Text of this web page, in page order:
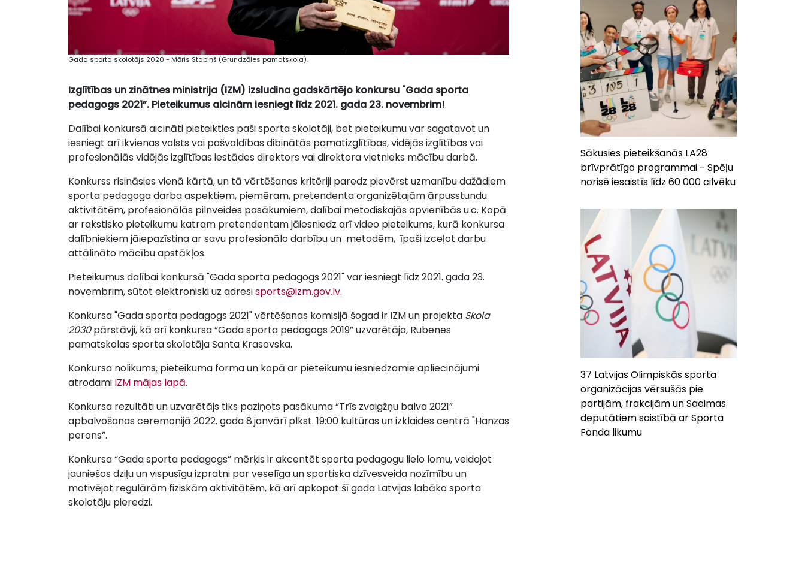
Gada sporta skolotājs 2020 - Māris Stabiņš (Grundzāles pamatskola).
Izglītības un zinātnes ministrija (IZM) izsludina gadskārtējo konkursu "Gada sporta
pedagogs 2021”. Pieteikumus aicinām iesniegt līdz 2021. gada 23. novembrim!
Dalībai konkursā aicināti pieteikties paši sporta skolotāji, bet pieteikumu var sagatavot un
iesniegt arī ikvienas valsts vai pašvaldības dibinātās pamatizglītības, vidējās izglītības vai
profesionālās vidējās izglītības iestādes direktors vai direktora vietnieks mācību darbā.
Konkurss risināsies vienā kārtā, un tā vērtēšanas kritēriji paredz pievērst uzmanību dažādiem
sporta pedagoga darba aspektiem, piemēram, pretendenta organizētajām ārpusstundu
aktivitātēm, profesionālās pilnveides pasākumiem, dalībai metodiskajās apvienībās u.c. Kopā
ar rakstisko pieteikumu katram pretendentam jāiesniedz arī video pieteikums, kurā konkursa
dalībniekiem jāiepazīstina ar savu profesionālo darbību un metodēm, īpaši izceļot darbu
attālināto mācību apstākļos.
Pieteikumus dalībai konkursā "Gada sporta pedagogs 2021" var iesniegt līdz 2021. gada 23.
novembrim, sūtot elektroniski uz adresisports@izm.gov.lv.
Konkursa "Gada sporta pedagogs 2021" vērtēšanas komisijā šogad ir IZM un projekta Skola
2030pārstāvji, kā arī konkursa “Gada sporta pedagogs 2019” uzvarētāja, Rubenes
pamatskolas sporta skolotāja Santa Krasovska.
Konkursa nolikums, pieteikuma forma un kopā ar pieteikumu iesniedzamie apliecinājumi
atrodami IZM mājas lapā.
Konkursa rezultāti un uzvarētājs tiks paziņots pasākuma “Trīs zvaigžņu balva 2021”
apbalvošanas ceremonijā 2022. gada 8.janvārī plkst. 19:00 kultūras un izklaides centrā "Hanzas
perons”.
Konkursa “Gada sporta pedagogs” mērķis ir akcentēt sporta pedagogu lielo lomu, veidojot
jauniešos dziļu un vispusīgu izpratni par veselīga un sportiska dzīvesveida nozīmību un
motivējot regulārām fiziskām aktivitātēm, kā arī apkopot šī gada Latvijas labāko sporta
skolotāju pieredzi.
Sākusies pieteikšanās LA28
brīvprātīgo programmai - Spēļu
norisē iesaistīs līdz 60 000 cilvēku
37 Latvijas Olimpiskās sporta
organizācijas vērsušās pie
partijām, frakcijām un Saeimas
deputātiem saistībā ar Sporta
Fonda likumu